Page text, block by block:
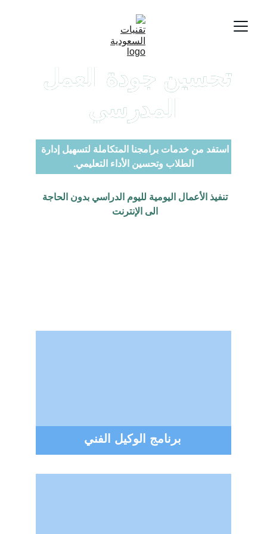
تحسين جودة العمل
المدرسي
استفد من خدمات برامجنا المتكاملة لتسهيل إدارة
الطلاب وتحسين الأداء التعليمي.
تحسين جودة العمل
المدرسي
تنفيذ اﻷعمال اليومية لليوم الدراسي بدون الحاجة
الى الإنترنت
برنامج الوكيل الفني